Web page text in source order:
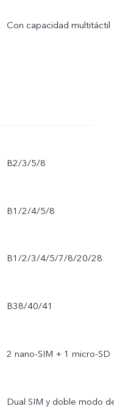
Con capacidad multitáctil
B2/3/5/8
B1/2/4/5/8
B1/2/3/4/5/7/8/20/28
B38/40/41
2 nano-SIM + 1 micro-SD
Dual SIM y doble modo